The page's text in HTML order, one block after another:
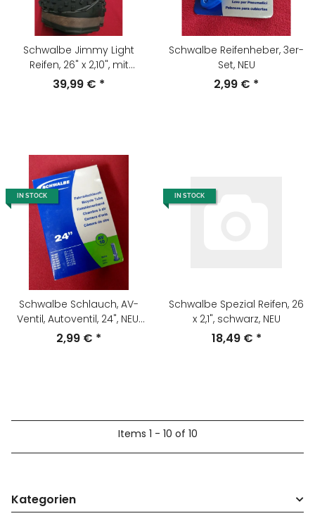
Schwalbe Jimmy Light
Reifen, 26" x 2,10", mit
Skinwall-Flanke, faltbar, NEU
39,99 € *
Schwalbe Reifenheber, 3er-
Set, NEU
2,99 € *
IN STOCK
Schwalbe Schlauch, AV-
Ventil, Autoventil, 24", NEU;
OVP
2,99 € *
IN STOCK
Schwalbe Spezial Reifen, 26
x 2,1", schwarz, NEU
18,49 € *
Items 1 - 10 of 10
Kategorien